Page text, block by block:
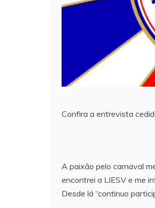
Confira a entrevista
A paixão pelo carnaval
encontrei a LIESV e me
Desde lá “continuo